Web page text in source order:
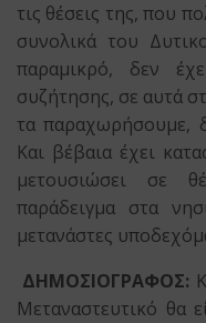
τις θέσεις της, που
συνολικά του
παραμικρό, δεν
συζήτησης, σε αυτά
τα παραχωρήσουμε,
Και βέβαια έχει
μετουσιώσει σε
παράδειγμα στα
μετανάστες
ΔΗΜΟΣΙΟΓΡΑΦΟΣ:
Μεταναστευτικό θα